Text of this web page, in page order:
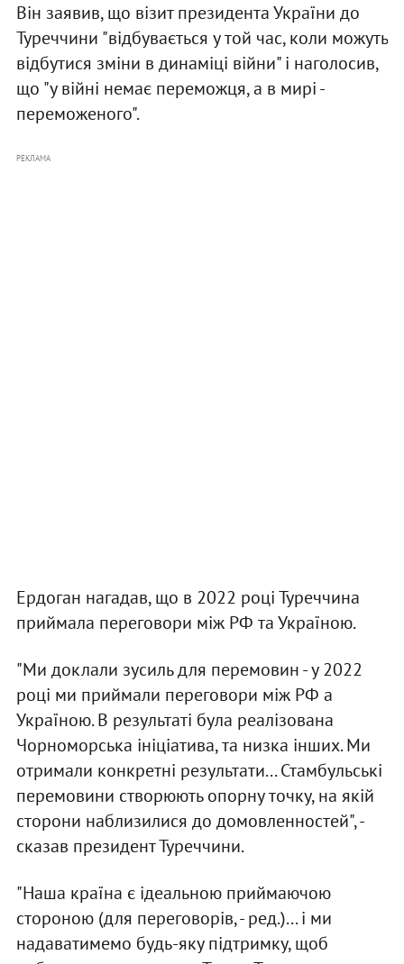
Він заявив, що візит президента України до
Туреччини "відбувається у той час, коли можуть
відбутися зміни в динаміці війни" і наголосив,
що "у війні немає переможця, а в мирі -
переможеного".
РЕКЛАМА
Ердоган нагадав, що в 2022 році Туреччина
приймала переговори між РФ та Україною.
"Ми доклали зусиль для перемовин - у 2022
році ми приймали переговори між РФ а
Україною. В результаті була реалізована
Чорноморська ініціатива, та низка інших. Ми
отримали конкретні результати... Стамбульські
перемовини створюють опорну точку, на якій
сторони наблизилися до домовленностей", -
сказав президент Туреччини.
"Наша країна є ідеальною приймаючою
стороною (для переговорів, - ред.)... і ми
надаватимемо будь-яку підтримку, щоб